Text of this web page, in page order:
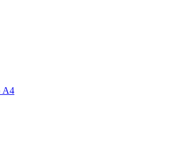
מדפסות לייזר משולבות A4